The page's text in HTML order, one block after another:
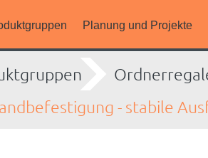
Planung und Projekte
- stabile